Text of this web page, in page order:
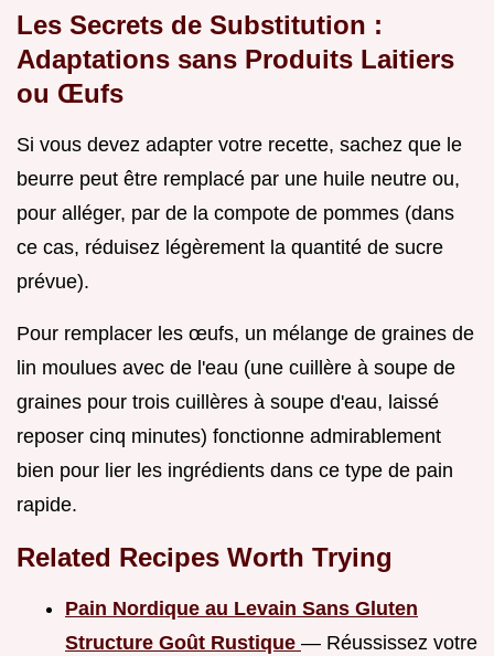
Les Secrets de Substitution :
Adaptations sans Produits Laitiers
ou Œufs
Si vous devez adapter votre recette, sachez que le
beurre peut être remplacé par une huile neutre ou,
pour alléger, par de la compote de pommes (dans
ce cas, réduisez légèrement la quantité de sucre
prévue).
Pour remplacer les œufs, un mélange de graines de
lin moulues avec de l'eau (une cuillère à soupe de
graines pour trois cuillères à soupe d'eau, laissé
reposer cinq minutes) fonctionne admirablement
bien pour lier les ingrédients dans ce type de pain
rapide.
Related Recipes Worth Trying
Pain Nordique au Levain Sans Gluten
Structure Goût Rustique — Réussissez votre